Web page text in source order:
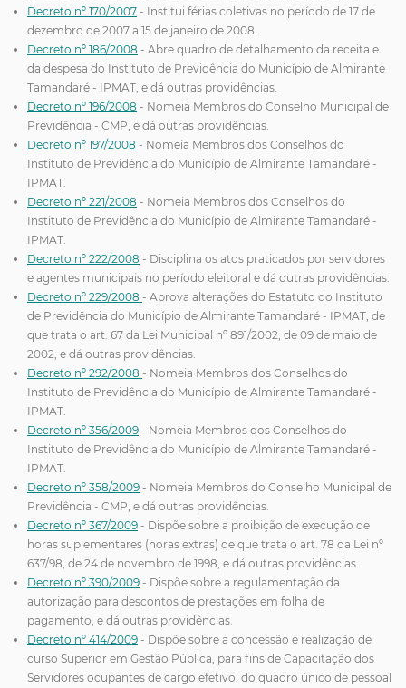
Decreto nº 170/2007 - Institui férias coletivas no período de 17 de
dezembro de 2007 a 15 de janeiro de 2008.
Decreto nº 186/2008 - Abre quadro de detalhamento da receita e
da despesa do Instituto de Previdência do Município de Almirante
Tamandaré - IPMAT, e dá outras providências.
Decreto nº 196/2008 - Nomeia Membros do Conselho Municipal de
Previdência - CMP, e dá outras providências.
Decreto nº 197/2008 - Nomeia Membros dos Conselhos do
Instituto de Previdência do Município de Almirante Tamandaré -
IPMAT.
Decreto nº 221/2008 - Nomeia Membros dos Conselhos do
Instituto de Previdência do Município de Almirante Tamandaré -
IPMAT.
Decreto nº 222/2008 - Disciplina os atos praticados por servidores
e agentes municipais no período eleitoral e dá outras providências.
Decreto nº 229/2008 - Aprova alterações do Estatuto do Instituto
de Previdência do Município de Almirante Tamandaré - IPMAT, de
que trata o art. 67 da Lei Municipal nº 891/2002, de 09 de maio de
2002, e dá outras providências.
Decreto nº 292/2008 - Nomeia Membros dos Conselhos do
Instituto de Previdência do Município de Almirante Tamandaré -
IPMAT.
Decreto nº 356/2009 - Nomeia Membros dos Conselhos do
Instituto de Previdência do Município de Almirante Tamandaré -
IPMAT.
Decreto nº 358/2009 - Nomeia Membros do Conselho Municipal de
Previdência - CMP, e dá outras providências.
Decreto nº 367/2009 - Dispõe sobre a proibição de execução de
horas suplementares (horas extras) de que trata o art. 78 da Lei nº
637/98, de 24 de novembro de 1998, e dá outras providências.
Decreto nº 390/2009 - Dispõe sobre a regulamentação da
autorização para descontos de prestações em folha de
pagamento, e dá outras providências.
Decreto nº 414/2009 - Dispõe sobre a concessão e realização de
curso Superior em Gestão Pública, para fins de Capacitação dos
Servidores ocupantes de cargo efetivo, do quadro único de pessoal